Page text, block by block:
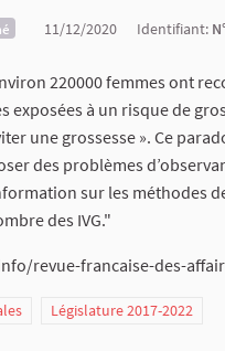
11/12/2020 Identifiant:
220000 femmes ont
exposées à un risque de
une grossesse ». Ce
des problèmes
sur les méthodes
des IVG."
revue-francaise-des-
Législature 2017-2022